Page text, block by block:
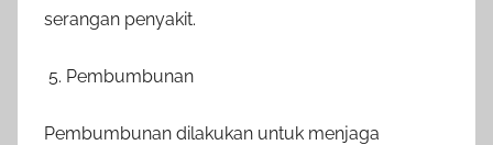
serangan penyakit.
Pembumbunan
Pembumbunan dilakukan untuk menjaga